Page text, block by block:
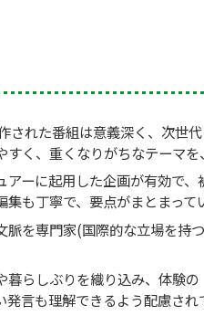
された番組は意義深く、次世
く、重くなりがちなテーマを
アーに起用した企画が有効で
も丁寧で、要点がまとまって
脈を専門家(国際的な立場を持
暮らしぶりを織り込み、体験
言も理解できるよう配慮され